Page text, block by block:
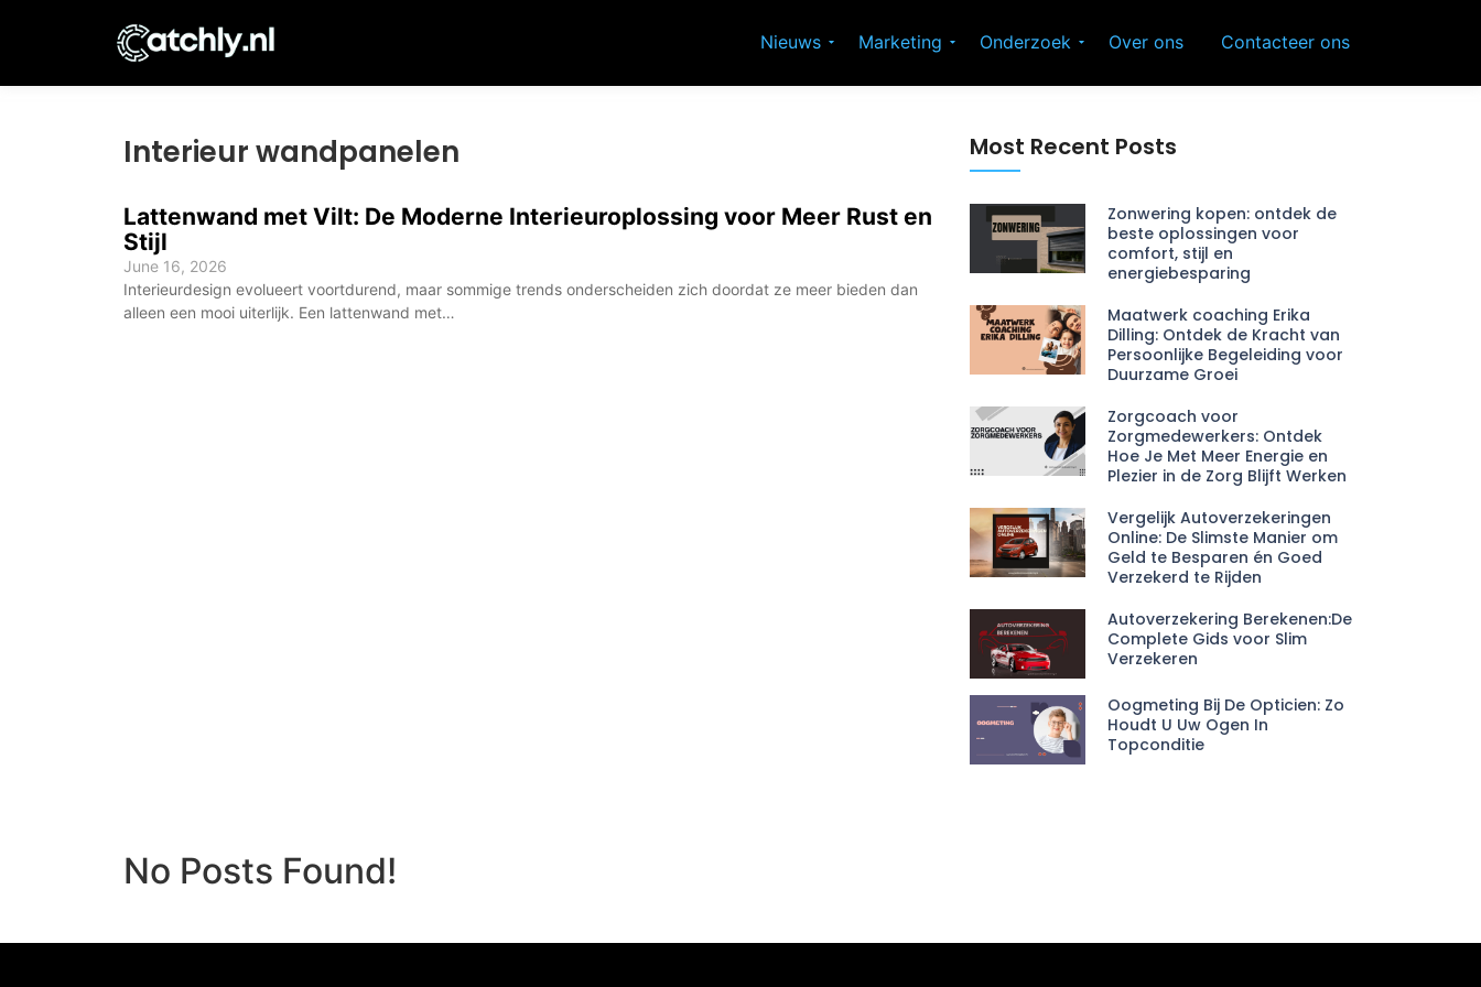
Nieuws Marketing Onderzoek Over ons Contacteer ons
Interieur wandpanelen
Lattenwand met Vilt: De Moderne Interieuroplossing voor Meer Rust en
Stijl
June 16, 2026
Interieurdesign evolueert voortdurend, maar sommige trends onderscheiden zich doordat ze meer bieden dan
alleen een mooi uiterlijk. Een lattenwand met…
Most Recent Posts
Zonwering kopen: ontdek de
beste oplossingen voor
comfort, stijl en
energiebesparing
Maatwerk coaching Erika
Dilling: Ontdek de Kracht van
Persoonlijke Begeleiding voor
Duurzame Groei
Zorgcoach voor
Zorgmedewerkers: Ontdek
Hoe Je Met Meer Energie en
Plezier in de Zorg Blijft Werken
Vergelijk Autoverzekeringen
Online: De Slimste Manier om
Geld te Besparen én Goed
Verzekerd te Rijden
Autoverzekering Berekenen:De
Complete Gids voor Slim
Verzekeren
Oogmeting Bij De Opticien: Zo
Houdt U Uw Ogen In
Topconditie
No Posts Found!